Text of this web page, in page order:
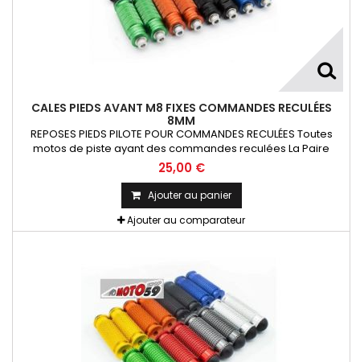
CALES PIEDS AVANT M8 FIXES COMMANDES RECULÉES
8MM
REPOSES PIEDS PILOTE POUR COMMANDES RECULÉES Toutes
motos de piste ayant des commandes reculées La Paire
25,00 €
Ajouter au panier
Ajouter au comparateur